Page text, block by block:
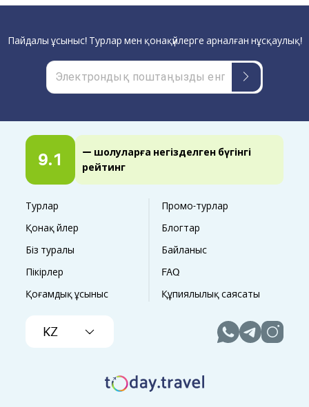
9.1
— шолуларға негізделген бүгінгі
рейтинг
Турлар
Промо-турлар
Қонақ үйлер
Блогтар
Біз туралы
Байланыс
Пікірлер
FAQ
Қоғамдық ұсыныс
Құпиялылық саясаты
KZ
Пайдалы ұсыныс! Турлар мен қонақүйлерге арналған нұсқаулық!